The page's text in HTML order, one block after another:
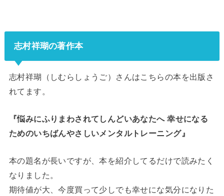
志村祥瑚の著作本
志村祥瑚（しむらしょうご）さんはこちらの本を出版さ
れてます。
『悩みにふりまわされてしんどいあなたへ 幸せになる
ためのいちばんやさしいメンタルトレーニング』
本の題名が長いですが、本を紹介してるだけで読みたく
なりました。
期待値が大、今度買って少しでも幸せにな気分になりた